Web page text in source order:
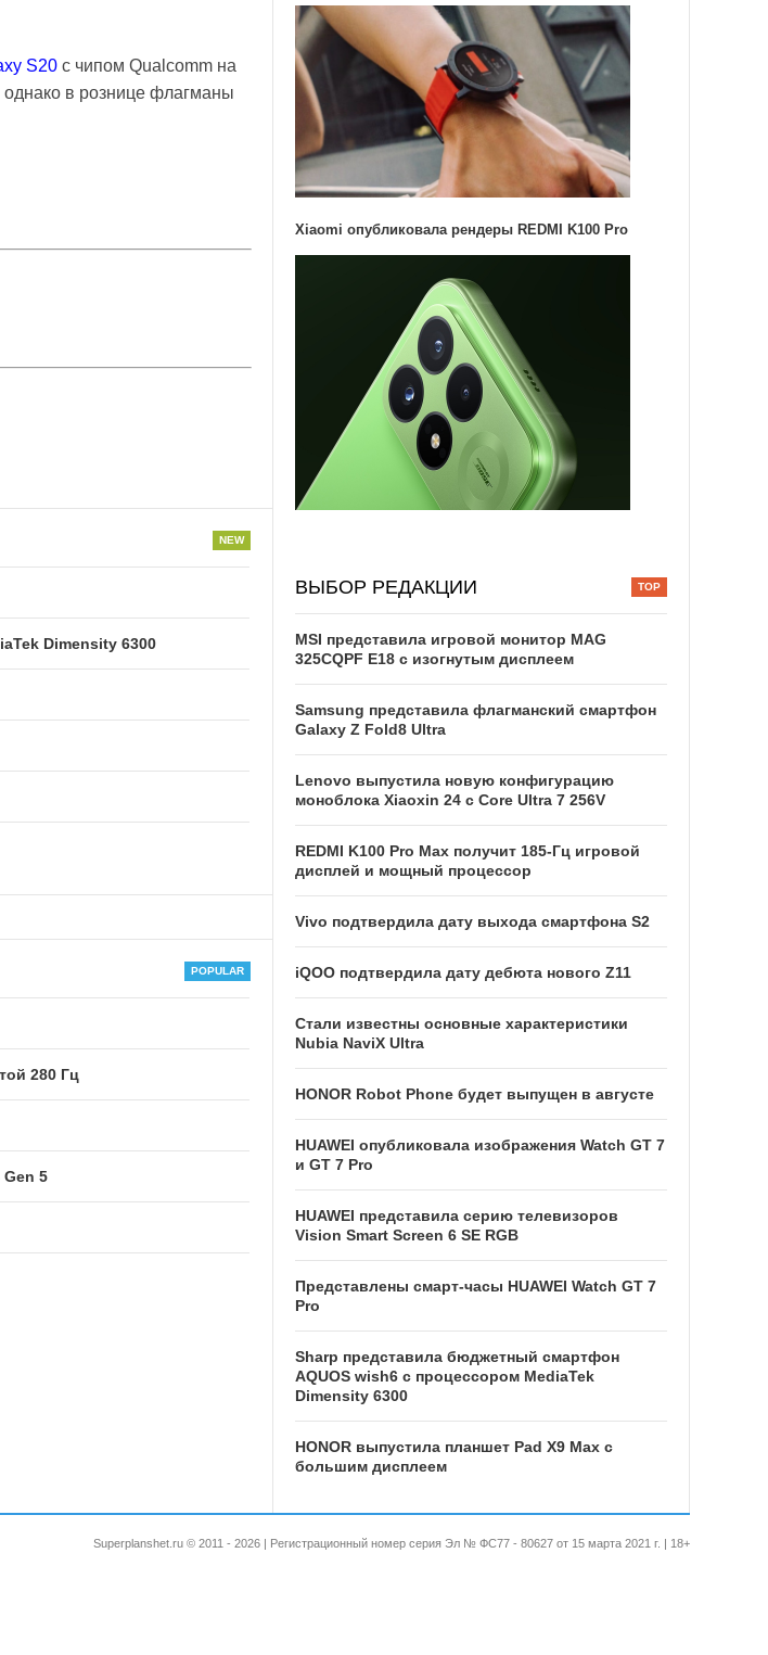
S20 с чипом Qualcomm на
однако в рознице флагманы
Dimensity 6300
280 Гц
5
Xiaomi опубликовала рендеры REDMI K100 Pro
ВЫБОР РЕДАКЦИИ
MSI представила игровой монитор MAG
325CQPF E18 с изогнутым дисплеем
Samsung представила флагманский смартфон
Galaxy Z Fold8 Ultra
Lenovo выпустила новую конфигурацию
моноблока Xiaoxin 24 с Core Ultra 7 256V
REDMI K100 Pro Max получит 185-Гц игровой
дисплей и мощный процессор
Vivo подтвердила дату выхода смартфона S2
iQOO подтвердила дату дебюта нового Z11
Стали известны основные характеристики
Nubia NaviX Ultra
HONOR Robot Phone будет выпущен в августе
HUAWEI опубликовала изображения Watch GT 7
и GT 7 Pro
HUAWEI представила серию телевизоров
Vision Smart Screen 6 SE RGB
Представлены смарт-часы HUAWEI Watch GT 7
Pro
Sharp представила бюджетный смартфон
AQUOS wish6 с процессором MediaTek
Dimensity 6300
HONOR выпустила планшет Pad X9 Max с
большим дисплеем
Superplanshet.ru © 2011 - 2026 | Регистрационный номер серия Эл № ФС77 - 80627 от 15 марта 2021 г. | 18+